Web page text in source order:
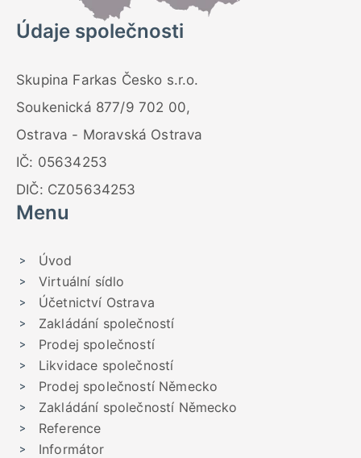
Údaje společnosti
Skupina Farkas Česko s.r.o.
Soukenická 877/9 702 00,
Ostrava - Moravská Ostrava
IČ: 05634253
DIČ: CZ05634253
Menu
Úvod
Virtuální sídlo
Účetnictví Ostrava
Zakládání společností
Prodej společností
Likvidace společností
Prodej společností Německo
Zakládání společností Německo
Reference
Informátor